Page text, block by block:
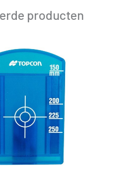
producten